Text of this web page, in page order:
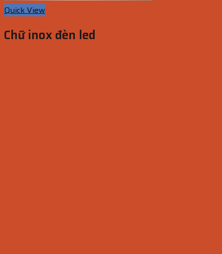
Quick View
Chữ inox đèn led